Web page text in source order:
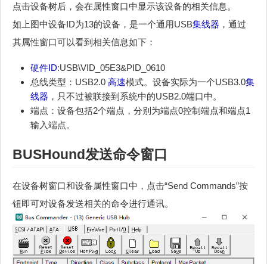
点击设备树后，会在属性窗口中显示该设备的相关信息。
如上图中设备ID为13的设备，是一个通用USB集线器 ，通过
其属性窗口可以看到相关信息如下：
硬件ID:USB\VID_05E3&PID_0610
总线类型：USB2.0 高速模式。设备实际为一个USB3.0集
线器 ，只不过被联接到系统中的USB2.0端口中。
端点：设备包括2个端点，分别为端点0控制端点和端点1
输入端点。
BUSHound发送命令窗口
在设备树窗口和设备属性窗口中，点击“Send Commands”按
钮即可对设备发送相关的命令进行通讯。